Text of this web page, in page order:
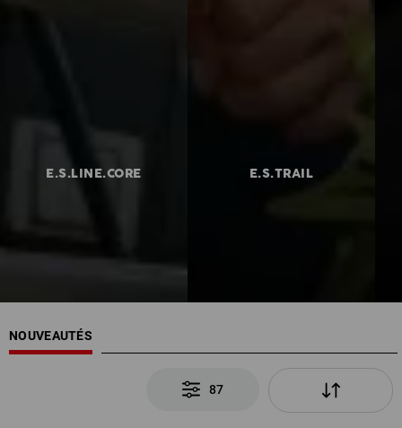
E.S.LINE.CORE E.S.TRAIL
NOUVEAUTÉS
87